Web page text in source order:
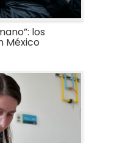
los
México